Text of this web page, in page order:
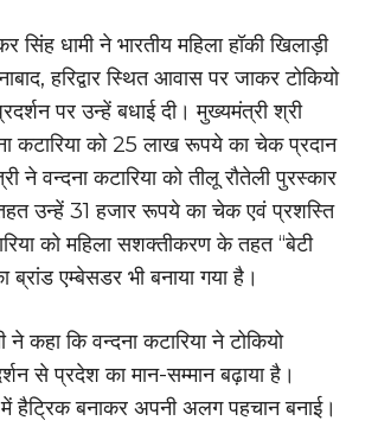
सिंह धामी ने भारतीय महिला हॉकी खिलाड़ी
हरिद्वार स्थित आवास पर जाकर टोकियो
पर उन्हें बधाई दी। मुख्यमंत्री श्री
कटारिया को 25 लाख रूपये का चेक प्रदान
वन्दना कटारिया को तीलू रौतेली पुरस्कार
उन्हें 31 हजार रूपये का चेक एवं प्रशस्ति
को महिला सशक्तीकरण के तहत ‘‘बेटी
एम्बेसडर भी बनाया गया है।
कहा कि वन्दना कटारिया ने टोकियो
से प्रदेश का मान-सम्मान बढ़ाया है।
हैट्रिक बनाकर अपनी अलग पहचान बनाई।